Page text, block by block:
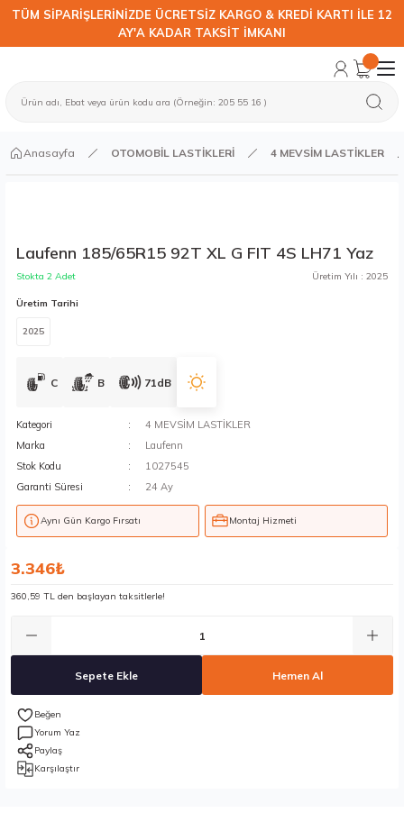
TÜM SİPARİŞLERİNİZDE ÜCRETSİZ KARGO & KREDİ KARTI İLE 12
AY'A KADAR TAKSİT İMKANI
Anasayfa OTOMOBİL LASTİKLERİ 4 MEVSİM LASTİKLER
Laufenn 185/65R15 92T XL G FIT 4S LH71 Yaz
Stokta 2 Adet Üretim Yılı : 2025
Üretim Tarihi
2025
C B 71dB
Kategori
4 MEVSİM LASTİKLER
Marka
Laufenn
Stok Kodu
1027545
Garanti Süresi
24 Ay
Aynı Gün Kargo Fırsatı Montaj Hizmeti
3.346₺
360,59 TL den başlayan taksitlerle!
Sepete Ekle Hemen Al
Yorum Yaz
Paylaş
Karşılaştır